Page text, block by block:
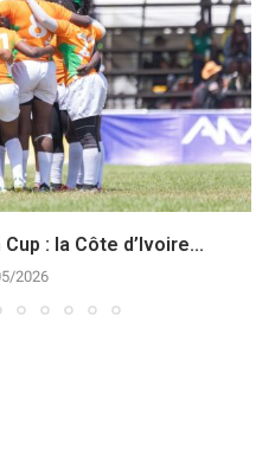
: la Côte d’Ivoire...
2026